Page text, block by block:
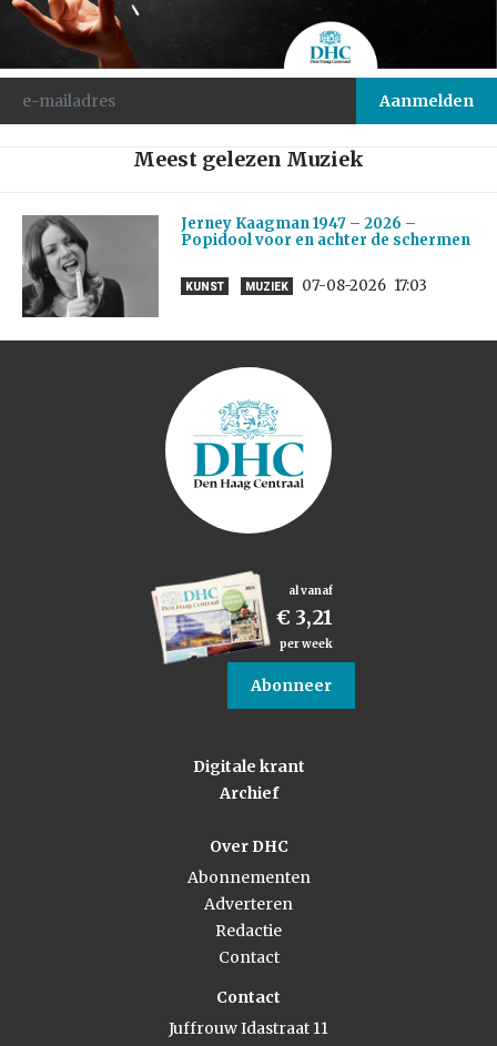
Meest gelezen Muziek
Jerney Kaagman 1947 – 2026 –
Popidool voor en achter de schermen
KUNST MUZIEK 07-08-2026 17:03
al vanaf
€ 3,21
per week
Abonneer
Digitale krant
Archief
Over DHC
Abonnementen
Adverteren
Redactie
Contact
Contact
Juffrouw Idastraat 11